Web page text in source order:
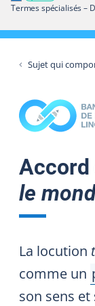
Termes spécialisés –
Sujet qui
Accord
le
La locution
comme un
son sens